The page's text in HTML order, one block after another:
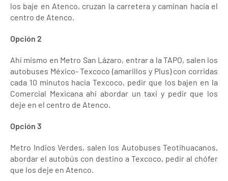
los baje en Atenco, cruzan la carretera y caminan hacia el
centro de Atenco.
Opción 2
Ahí mismo en Metro San Lázaro, entrar a la TAPO, salen los
autobuses México- Texcoco (amarillos y Plus) con corridas
cada 10 minutos hacia Texcoco, pedir que los bajen en la
Comercial Mexicana ahí abordar un taxi y pedir que los
deje en el centro de Atenco.
Opción 3
Metro Indios Verdes, salen los Autobuses Teotihuacanos,
abordar el autobús con destino a Texcoco, pedir al chófer
que los deje en Atenco.